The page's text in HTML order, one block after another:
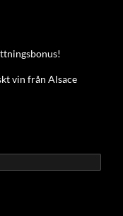
vin från Alsace